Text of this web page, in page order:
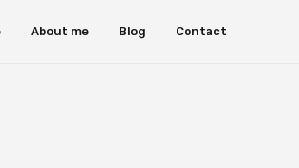
About me Blog Contact